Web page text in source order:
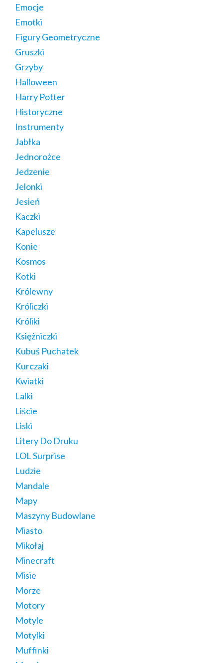
Emocje
Emotki
Figury Geometryczne
Gruszki
Grzyby
Halloween
Harry Potter
Historyczne
Instrumenty
Jabłka
Jednorożce
Jedzenie
Jelonki
Jesień
Kaczki
Kapelusze
Konie
Kosmos
Kotki
Królewny
Króliczki
Króliki
Księżniczki
Kubuś Puchatek
Kurczaki
Kwiatki
Lalki
Liście
Liski
Litery Do Druku
LOL Surprise
Ludzie
Mandale
Mapy
Maszyny Budowlane
Miasto
Mikołaj
Minecraft
Misie
Morze
Motory
Motyle
Motylki
Muffinki